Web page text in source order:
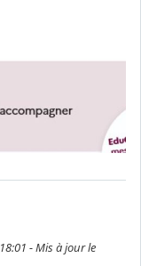
- Mis à jour le